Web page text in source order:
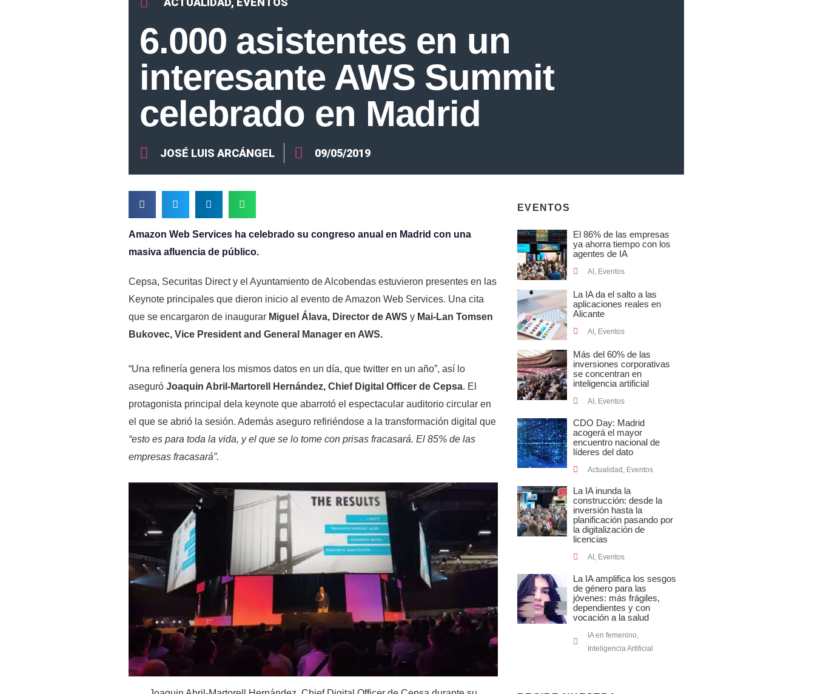
6.000 asistentes en un
interesante AWS Summit
celebrado en Madrid
JOSÉ LUIS ARCÁNGEL 09/05/2019
Amazon Web Services ha celebrado su congreso anual en Madrid con una
masiva afluencia de público.
Cepsa, Securitas Direct y el Ayuntamiento de Alcobendas estuvieron presentes en las
Keynote principales que dieron inicio al evento de Amazon Web Services. Una cita
que se encargaron de inaugurar Miguel Álava, Director de AWS y Mai-Lan Tomsen
Bukovec, Vice President and General Manager en AWS.
“Una refinería genera los mismos datos en un día, que twitter en un año”, así lo
aseguró Joaquin Abril-Martorell Hernández, Chief Digital Officer de Cepsa. El
protagonista principal dela keynote que abarrotó el espectacular auditorio circular en
el que se abrió la sesión. Además aseguro refiriéndose a la transformación digital que
“esto es para toda la vida, y el que se lo tome con prisas fracasará. El 85% de las
empresas fracasará”.
EVENTOS
El 86% de las empresas
ya ahorra tiempo con los
agentes de IA
AI , Eventos
La IA da el salto a las
aplicaciones reales en
Alicante
AI , Eventos
Más del 60% de las
inversiones corporativas
se concentran en
inteligencia artificial
AI , Eventos
CDO Day: Madrid
acogerá el mayor
encuentro nacional de
líderes del dato
Actualidad Eventos
La IA inunda la
construcción: desde la
inversión hasta la
planificación pasando por
la digitalización de
licencias
AI , Eventos
La IA amplifica los sesgos
de género para las
jóvenes: más frágiles,
dependientes y con
vocación a la salud
IA en femenino
Inteligencia Artificial